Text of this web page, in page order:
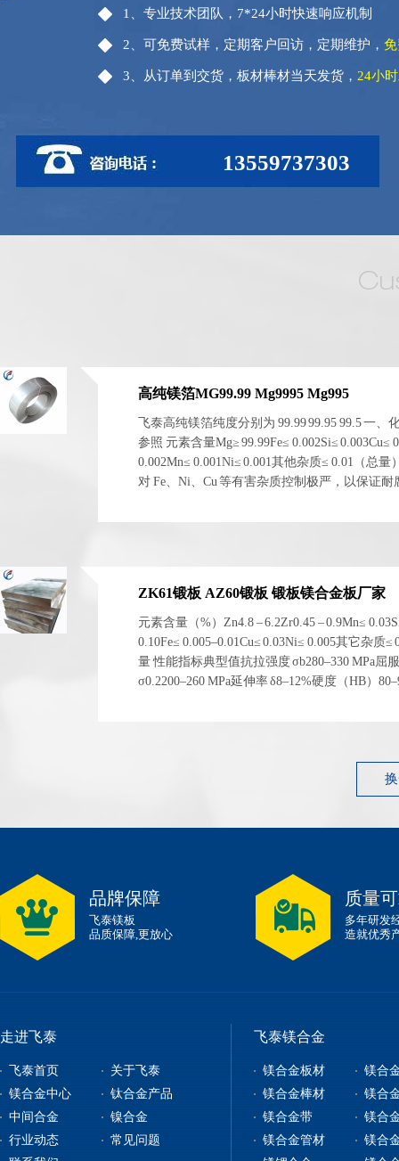
13559737303
1、专业技术团队，7*24小时快速响应机制
2、可免费试样，定期客户回访，定期维护，
3、从订单到交货，板材棒材当天发货， 24小
高纯镁箔MG99.99 Mg9995 Mg995
飞泰高纯镁箔纯度分别为 99.99 99.95 99.5 一、
参照 元素含量Mg≥ 99.99Fe≤ 0.002Si≤ 0.003Cu≤
0.002Mn≤ 0.001Ni≤ 0.001其他杂质≤ 0.01（总量
对 Fe、Ni、Cu 等有害杂质控制极严，以保证耐
ZK61锻板 AZ60锻板 锻板镁合金板厂家
元素含量（%）Zn4.8 – 6.2Zr0.45 – 0.9Mn≤
0.10Fe≤ 0.005–0.01Cu≤ 0.03Ni≤ 0.005其它杂质≤
量 性能指标典型值抗拉强度 σb280–330 MPa屈
σ0.2200–260 MPa延伸率 δ8–12%硬度（HB）
品牌保障
飞泰镁板
品质保障,更放心
质量
多年研发
造就优秀
走进飞泰
飞泰首页
关于飞泰
镁合金中心
镁合金板材
镁合金型材
钛合金产品
钛合金板
钛合金棒
中间合金
钇铁合金
镍合金
纯镍
行业动态
常见问题
飞泰镁合金
镁合金板材
镁合
镁合金棒材
镁合
镁合金带
镁合
镁合金管材
镁合